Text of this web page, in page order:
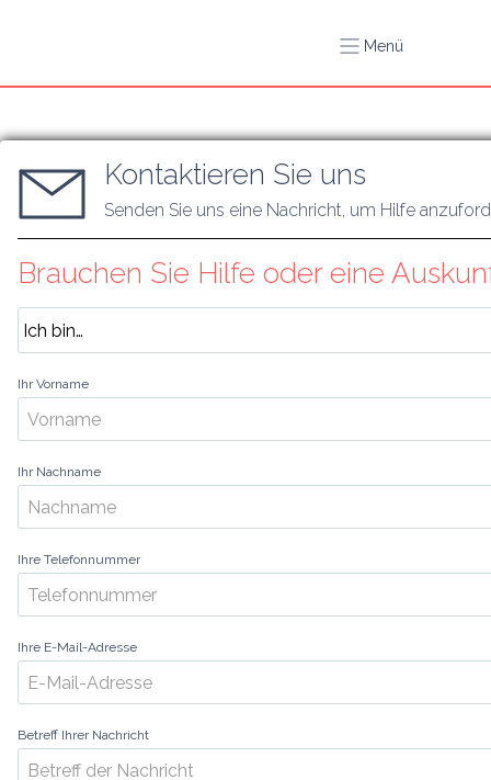
Menü
Kontaktieren Sie uns
Senden Sie uns eine Nachricht, um Hilfe
Brauchen Sie Hilfe oder eine
Ihr Vorname
Ihr Nachname
Ihre Telefonnummer
Ihre E-Mail-Adresse
Betreff Ihrer Nachricht